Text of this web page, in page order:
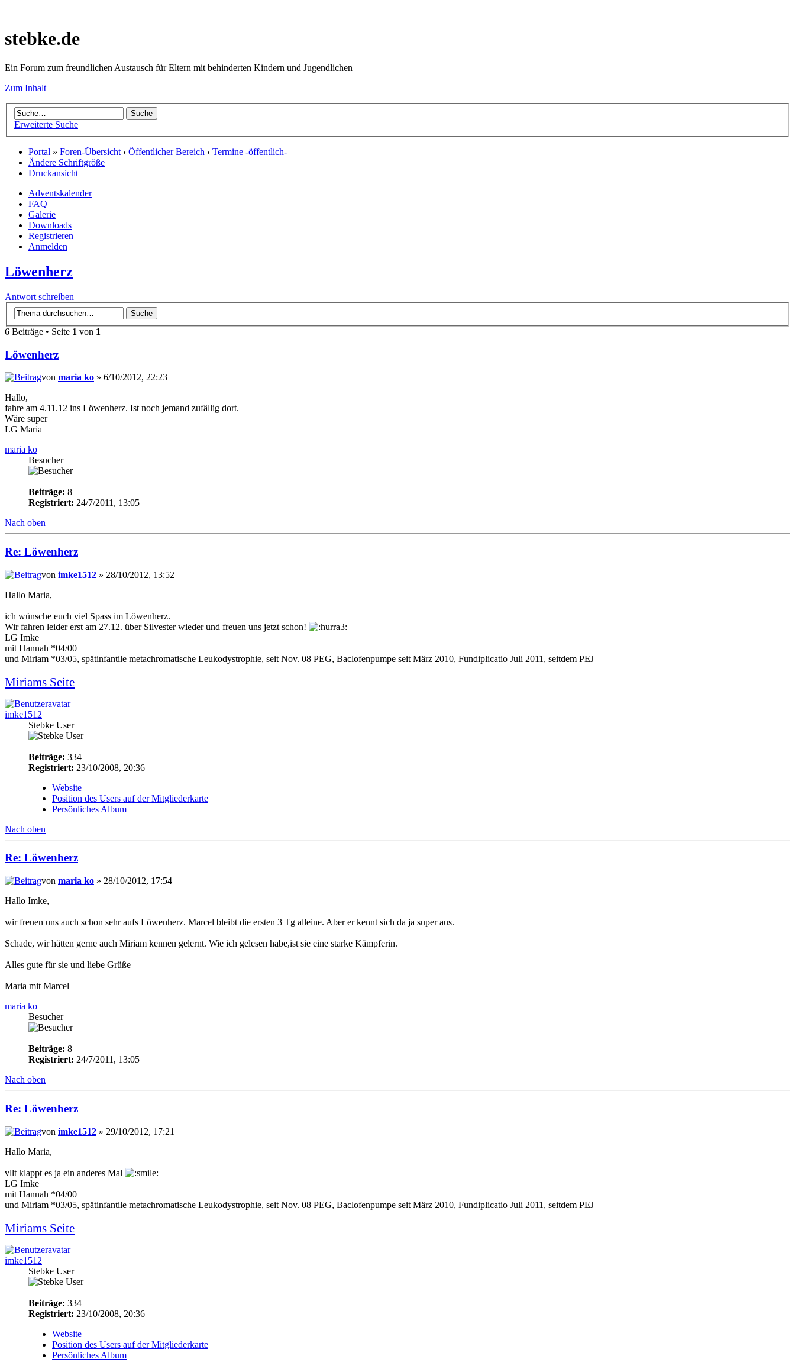
stebke.de
Ein Forum zum freundlichen Austausch für Eltern mit behinderten Kindern und Jugendlichen
Zum Inhalt
Erweiterte Suche
Portal » Foren-Übersicht ‹ Öffentlicher Bereich ‹ Termine -öffentlich-
Ändere Schriftgröße
Druckansicht
Adventskalender
FAQ
Galerie
Downloads
Registrieren
Anmelden
Löwenherz
Antwort schreiben
6 Beiträge • Seite 1 von 1
Löwenherz
von maria ko » 6/10/2012, 22:23
Hallo,
fahre am 4.11.12 ins Löwenherz. Ist noch jemand zufällig dort.
Wäre super
LG Maria
maria ko
Besucher
Beiträge: 8
Registriert: 24/7/2011, 13:05
Nach oben
Re: Löwenherz
von imke1512 » 28/10/2012, 13:52
Hallo Maria,
ich wünsche euch viel Spass im Löwenherz.
Wir fahren leider erst am 27.12. über Silvester wieder und freuen uns jetzt schon!
LG Imke
mit Hannah *04/00
und Miriam *03/05, spätinfantile metachromatische Leukodystrophie, seit Nov. 08 PEG, Baclofenpumpe seit März 2010, Fundiplicatio Juli 2011, seitdem PEJ
Miriams Seite
imke1512
Stebke User
Beiträge: 334
Registriert: 23/10/2008, 20:36
Website
Position des Users auf der Mitgliederkarte
Persönliches Album
Nach oben
Re: Löwenherz
von maria ko » 28/10/2012, 17:54
Hallo Imke,
wir freuen uns auch schon sehr aufs Löwenherz. Marcel bleibt die ersten 3 Tg alleine. Aber er kennt sich da ja super aus.
Schade, wir hätten gerne auch Miriam kennen gelernt. Wie ich gelesen habe,ist sie eine starke Kämpferin.
Alles gute für sie und liebe Grüße
Maria mit Marcel
maria ko
Besucher
Beiträge: 8
Registriert: 24/7/2011, 13:05
Nach oben
Re: Löwenherz
von imke1512 » 29/10/2012, 17:21
Hallo Maria,
vllt klappt es ja ein anderes Mal
LG Imke
mit Hannah *04/00
und Miriam *03/05, spätinfantile metachromatische Leukodystrophie, seit Nov. 08 PEG, Baclofenpumpe seit März 2010, Fundiplicatio Juli 2011, seitdem PEJ
Miriams Seite
imke1512
Stebke User
Beiträge: 334
Registriert: 23/10/2008, 20:36
Website
Position des Users auf der Mitgliederkarte
Persönliches Album